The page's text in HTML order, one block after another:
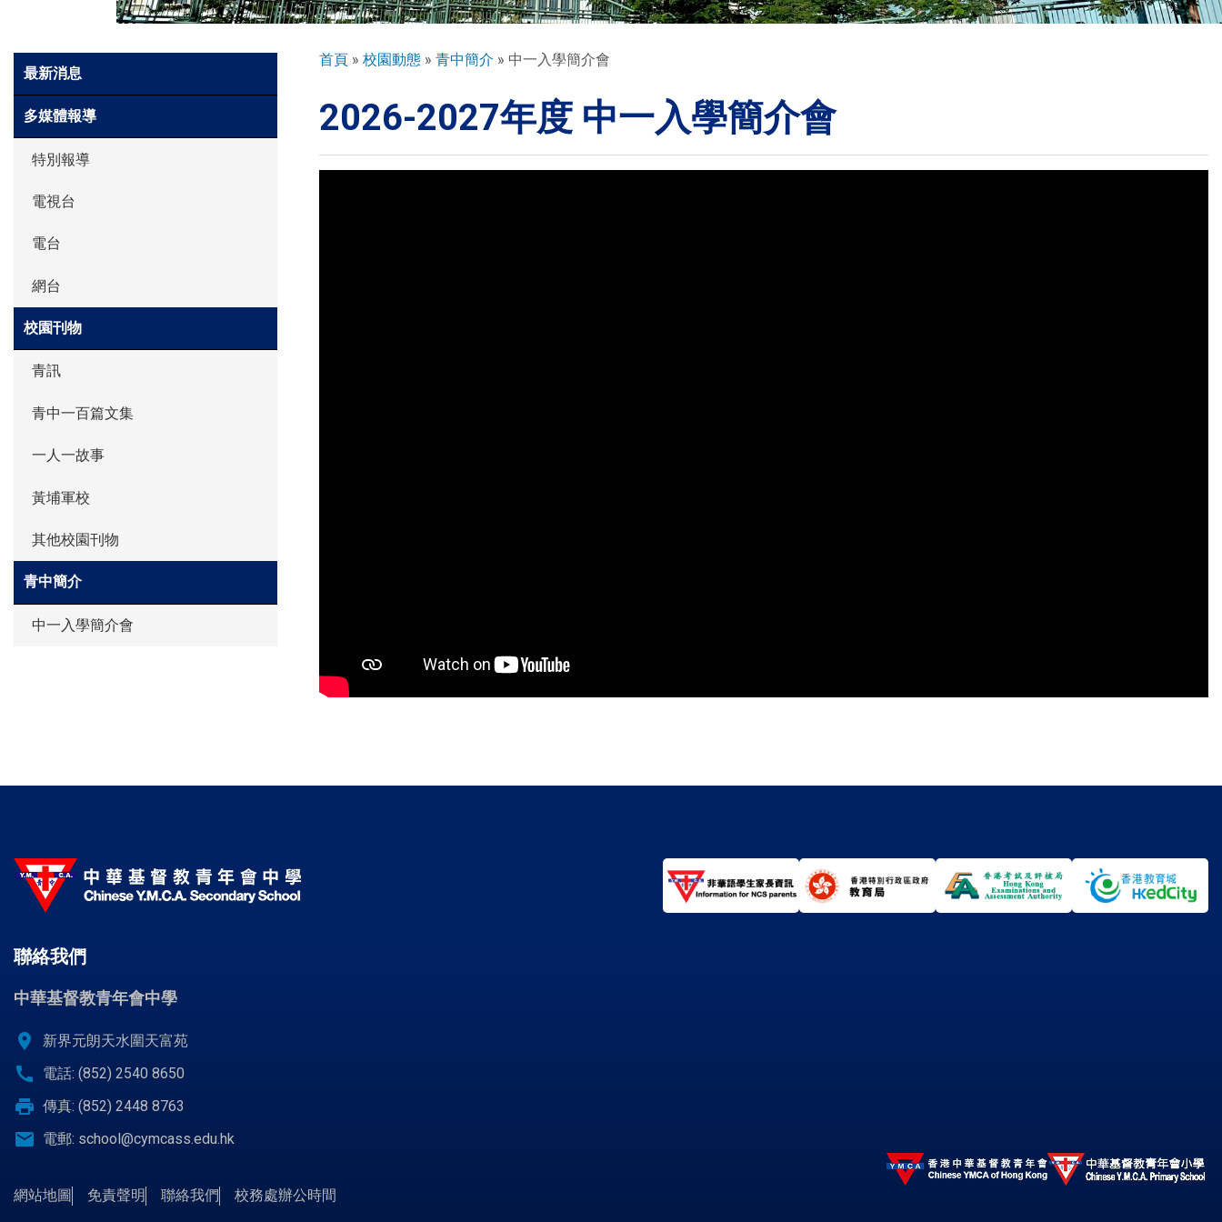
環球探索
入學申請
校曆表
Side
Meun
最新消息
多媒體報導
特別報導
電視台
電台
網台
校園刊物
青訊
青中一百篇文集
一人一故事
黃埔軍校
其他校園刊物
青中簡介
中一入學簡介會
導
連
結
首頁 校園動態 青中簡介 中一入學簡介會
2026-2027年度 中一入學簡介會
聯絡我們
中華基督教青年會中學
location_on 新界元朗天水圍天富苑
call 電話: (852) 2540 8650
print 傳真: (852) 2448 8763
email 電郵: school@cymcass.edu.hk
網站地圖 免責聲明 聯絡我們 校務處辦公時間